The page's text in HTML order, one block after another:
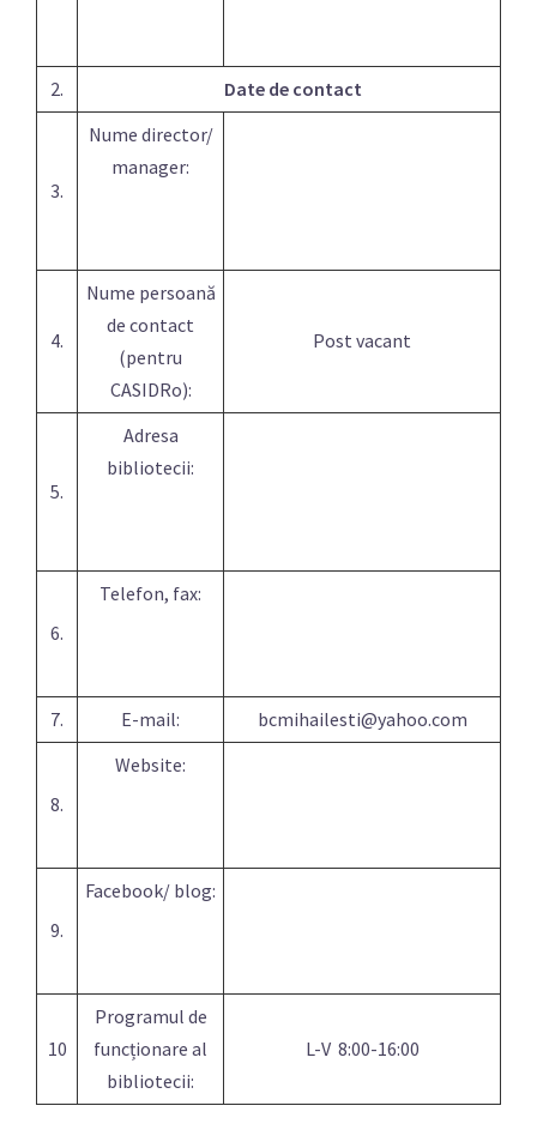
2. Date de contact
3.
Nume director/
manager:
4.
Nume persoană
de contact
(pentru
CASIDRo):
Post vacant
5.
Adresa
bibliotecii:
6.
Telefon, fax:
7. E-mail: bcmihailesti@yahoo.com
8.
Website:
9.
Facebook/ blog:
10
Programul de
funcționare al
bibliotecii:
L-V 8:00-16:00